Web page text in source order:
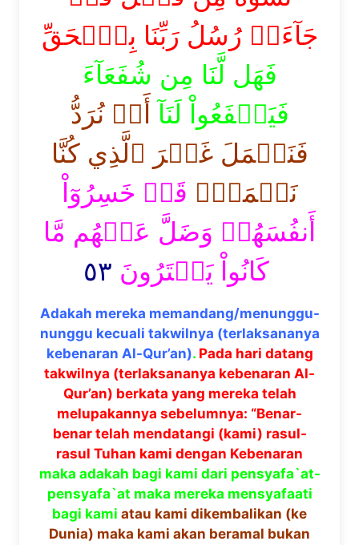
جَآءَتۡ رُسُلُ رَبِّنَا بِٱلۡحَقِّ
فَهَل لَّنَا مِن شُفَعَآءَ
فَيَشۡفَعُواْ لَنَآ أَوۡ نُرَدُّ
فَنَعۡمَلَ غَيۡرَ ٱلَّذِي كُنَّا
نَعۡمَلُۚ قَدۡ خَسِرُوٓاْ
أَنفُسَهُمۡ وَضَلَّ عَنۡهُم مَّا
كَانُواْ يَفۡتَرُونَ ٥٣
Adakah mereka memandang/menunggu-
nunggu kecuali takwilnya (terlaksananya
kebenaran Al-Qur’an). Pada hari datang
takwilnya (terlaksananya kebenaran Al-
Qur’an) berkata yang mereka telah
melupakannya sebelumnya: “Benar-
benar telah mendatangi (kami) rasul-
rasul Tuhan kami dengan Kebenaran
maka adakah bagi kami dari pensyafa`at-
pensyafa`at maka mereka mensyafaati
bagi kami atau kami dikembalikan (ke
Dunia) maka kami akan beramal bukan